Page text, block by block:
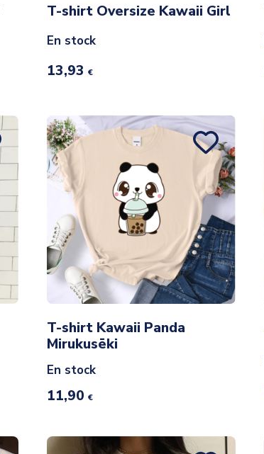
T-shirt Oversize Kawaii Girl
En stock
13,93€
T-shirt Kawaii Panda
Mirukusēki
En stock
11,90€